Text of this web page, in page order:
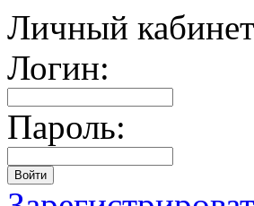
Личный кабинет
Логин:
Пароль: